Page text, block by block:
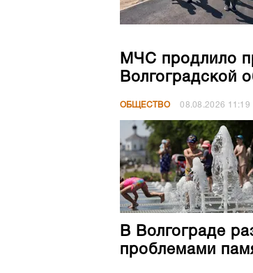
МЧС продлило
Волгоградской
ОБЩЕСТВО 08.08.2026 11:19
В Волгограде
проблемами